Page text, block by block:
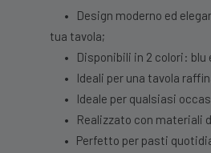
•
Design moderno ed
tua tavola;
•
Disponibili in 2 colori: blu
•
Ideali per una tavola
•
Ideale per qualsiasi
•
Realizzato con materiali
• Perfetto per pasti